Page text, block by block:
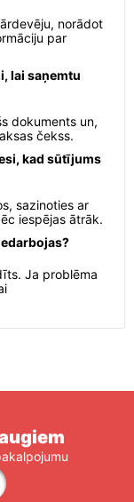
norādot
par
lai saņemtu
dokuments un,
čekss.
kad sūtījums
sazinoties ar
iespējas ātrāk.
Ja problēma